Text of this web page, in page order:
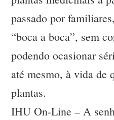
passado por
“boca a boca”, sem
podendo ocasionar
até mesmo, à vida de
plantas.
IHU On-Line – A